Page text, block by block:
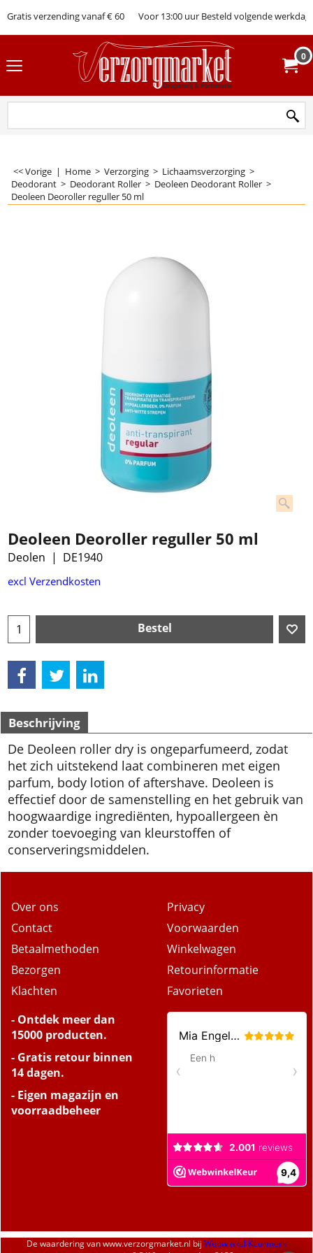
Gratis verzending vanaf € 60 Voor 13:00 uur Besteld volgende werkdag
0
<< Vorige | Home > Verzorging > Lichaamsverzorging >
Deodorant > Deodorant Roller > Deoleen Deodorant Roller >
Deoleen Deoroller reguller 50 ml
Deoleen Deoroller reguller 50 ml
Deolen DE1940
excl Verzendkosten
Bestel
Beschrijving
De Deoleen roller dry is ongeparfumeerd, zodat
het zich uitstekend laat combineren met eigen
parfum, body lotion of aftershave. Deoleen is
effectief door de samenstelling en het gebruik van
hoogwaardige ingrediënten, hypoallergeen èn
zonder toevoeging van kleurstoffen of
conserveringsmiddelen.
Over ons
Contact
Betaalmethoden
Bezorgen
Klachten
Privacy
Voorwaarden
Winkelwagen
Retourinformatie
Favorieten
- Ontdek meer dan
15000 producten.
- Gratis retour binnen
14 dagen.
- Eigen magazijn en
voorraadbeheer
De waardering vanwww.verzorgmarket.nl bij Webwinkel Keurmerk